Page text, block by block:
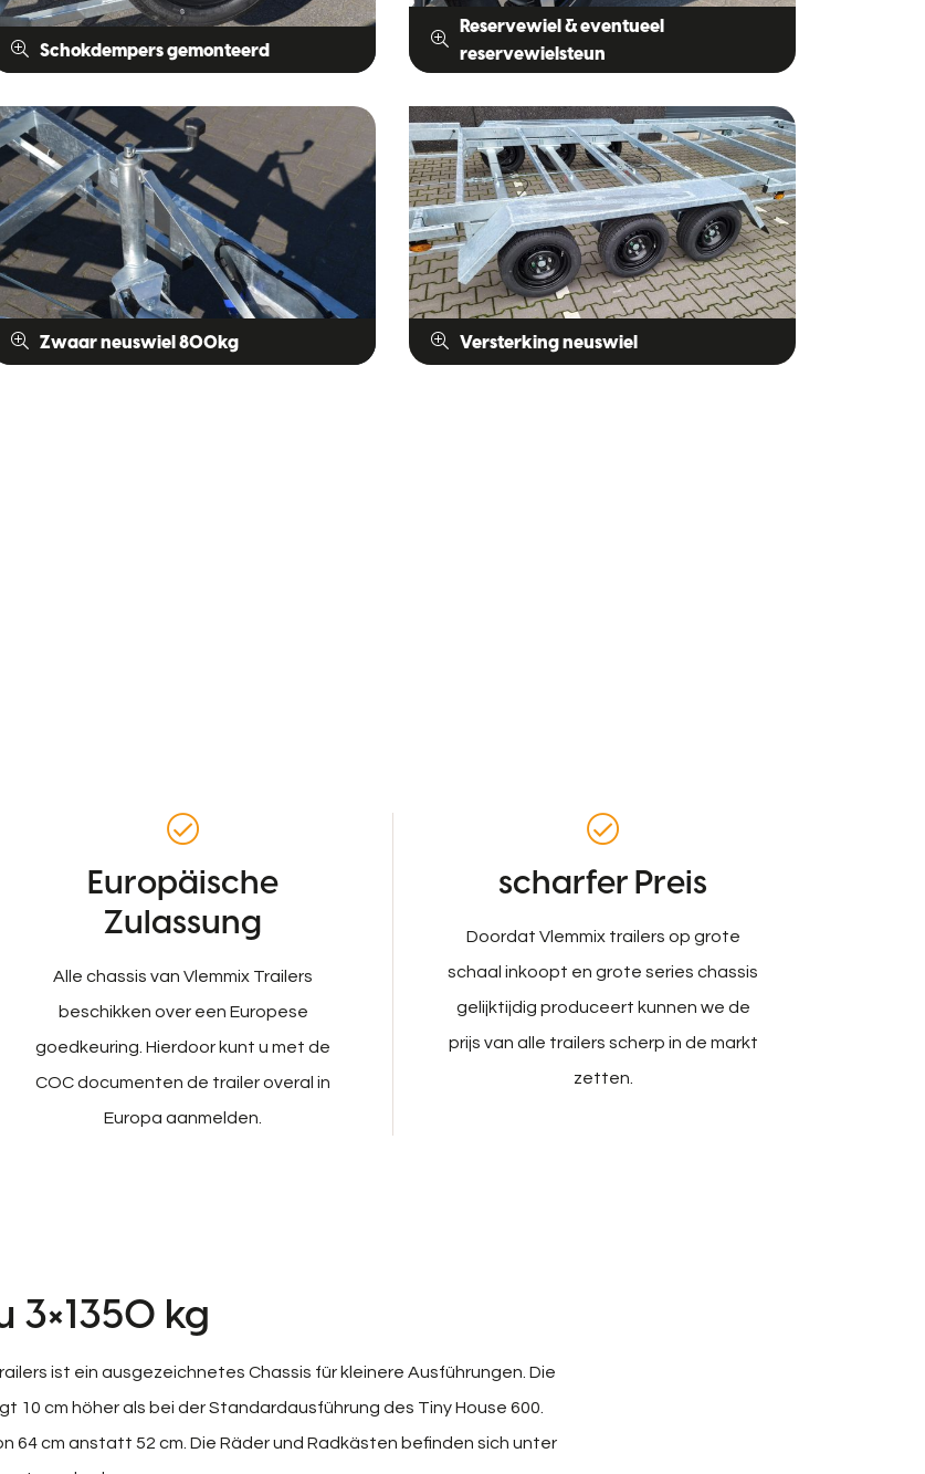
Schokdempers gemonteerd
Reservewiel & eventueel
reservewielsteun
Zwaar neuswiel 800kg Versterking neuswiel
Europäische
Zulassung
Alle chassis van Vlemmix Trailers
beschikken over een Europese
goedkeuring. Hierdoor kunt u met de
COC documenten de trailer overal in
Europa aanmelden.
scharfer Preis
Doordat Vlemmix trailers op grote
schaal inkoopt en grote series chassis
gelijktijdig produceert kunnen we de
prijs van alle trailers scherp in de markt
zetten.
3×1350 kg
ist ein ausgezeichnetes Chassis für kleinere Ausführungen. Die
10 cm höher als bei der Standardausführung des Tiny House 600.
64 cm anstatt 52 cm. Die Räder und Radkästen befinden sich unter